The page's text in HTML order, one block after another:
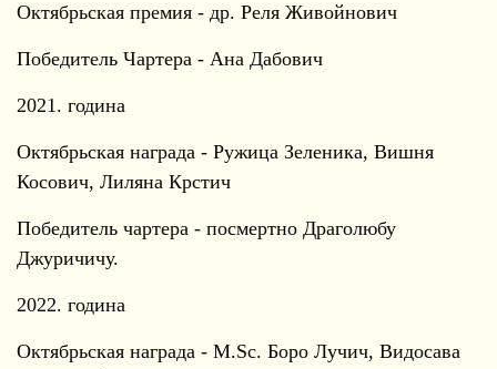
Октябрьская премия - др. Реля Живойнович
Победитель Чартера - Ана Дабович
2021. година
Октябрьская награда - Ружица Зеленика, Вишня
Косович, Лиляна Крстич
Победитель чартера - посмертно Драголюбу
Джуричичу.
2022. година
Октябрьская награда - M.Sc. Боро Лучич, Видосава